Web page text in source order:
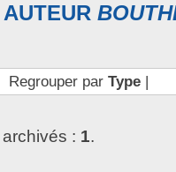
Regrouper par Type|
: 1.